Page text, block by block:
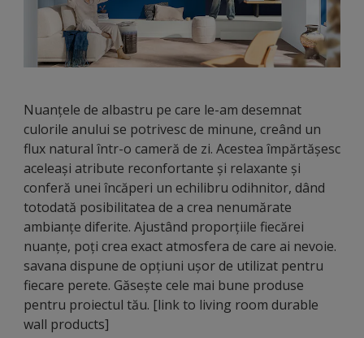
Nuanțele de albastru pe care le-am desemnat
culorile anului se potrivesc de minune, creând un
flux natural într-o cameră de zi. Acestea împărtășesc
aceleași atribute reconfortante și relaxante și
conferă unei încăperi un echilibru odihnitor, dând
totodată posibilitatea de a crea nenumărate
ambianțe diferite. Ajustând proporțiile fiecărei
nuanțe, poți crea exact atmosfera de care ai nevoie.
savana dispune de opțiuni ușor de utilizat pentru
fiecare perete. Găsește cele mai bune produse
pentru proiectul tău. [link to living room durable
wall products]